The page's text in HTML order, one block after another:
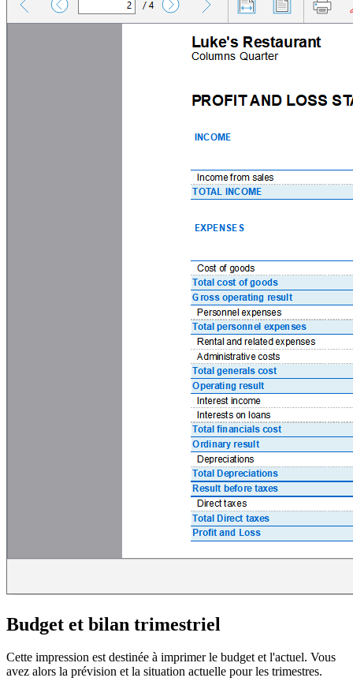
Budget et bilan trimestriel
Cette impression est destinée à imprimer le budget et l'actuel. Vous
avez alors la prévision et la situation actuelle pour les trimestres.